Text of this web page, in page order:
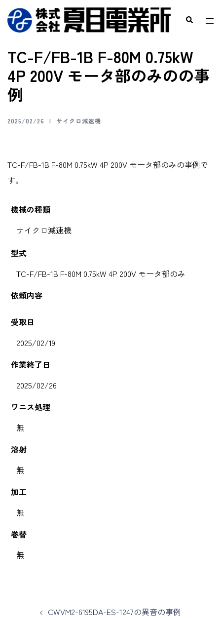
TC-F/FB-1B F-80M 0.75kW
4P 200V モータ部のみのの事
例
2025/02/26 サイクロ減速機
TC-F/FB-1B F-80M 0.75kW 4P 200V モータ部のみの事例で
す。
機械の種類
サイクロ減速機
型式
TC-F/FB-1B F-80M 0.75kW 4P 200V モータ部のみ
依頼内容
受取日
2025/02/19
作業終了日
2025/02/26
ワニス処理
無
溶射
無
加工
無
巻替
無
CWVM2-6195DA-ES-1247の異音の事例